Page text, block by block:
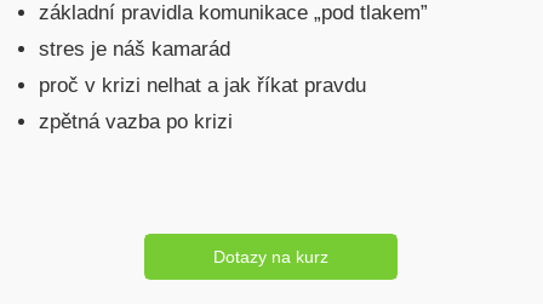
základní pravidla komunikace „pod tlakem”
stres je náš kamarád
proč v krizi nelhat a jak říkat pravdu
zpětná vazba po krizi
Dotazy na kurz